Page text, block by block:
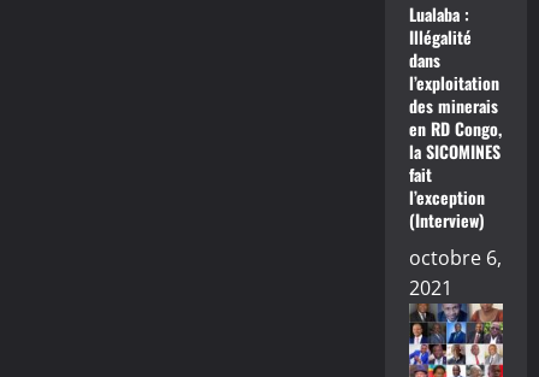
Lualaba :
Illégalité
dans
l’exploitation
des minerais
en RD Congo,
la SICOMINES
fait
l’exception
(Interview)
octobre 6,
2021